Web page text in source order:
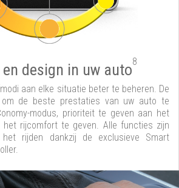
design in uw auto8
aan elke situatie beter te beheren. De
om de beste prestaties van uw auto te
onomy-modus, prioriteit te geven aan het
het rijcomfort te geven. Alle functies zijn
het rijden dankzij de exclusieve Smart